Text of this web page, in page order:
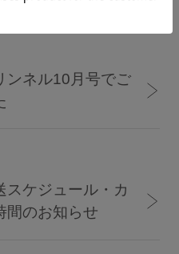
ーム
ンネル10月号でご
スケジュール・カ
間のお知らせ